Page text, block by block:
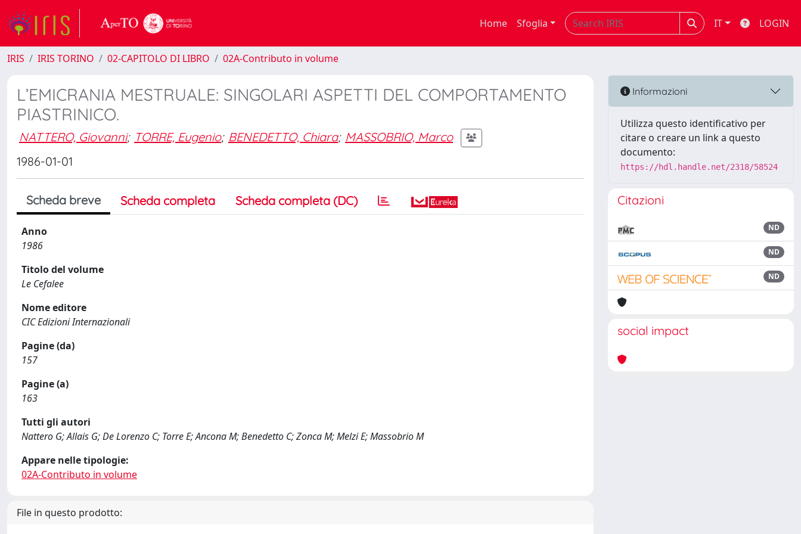
Home Sfoglia IT LOGIN
IRIS IRIS TORINO 02-CAPITOLO DI LIBRO 02A-Contributo in volume
L’EMICRANIA MESTRUALE: SINGOLARI ASPETTI DEL COMPORTAMENTO
PIASTRINICO.
NATTERO, Giovanni; TORRE, Eugenio; BENEDETTO, Chiara; MASSOBRIO, Marco
1986-01-01
Scheda breve Scheda completa Scheda completa (DC)
Anno
1986
Titolo del volume
Le Cefalee
Nome editore
CIC Edizioni Internazionali
Pagine (da)
157
Pagine (a)
163
Tutti gli autori
Nattero G; Allais G; De Lorenzo C; Torre E; Ancona M; Benedetto C; Zonca M; Melzi E; Massobrio M
Appare nelle tipologie:
02A-Contributo in volume
File in questo prodotto:
Informazioni
Utilizza questo identificativo per
citare o creare un link a questo
documento:
https://hdl.handle.net/2318/58524
Citazioni
ND
ND
ND
social impact